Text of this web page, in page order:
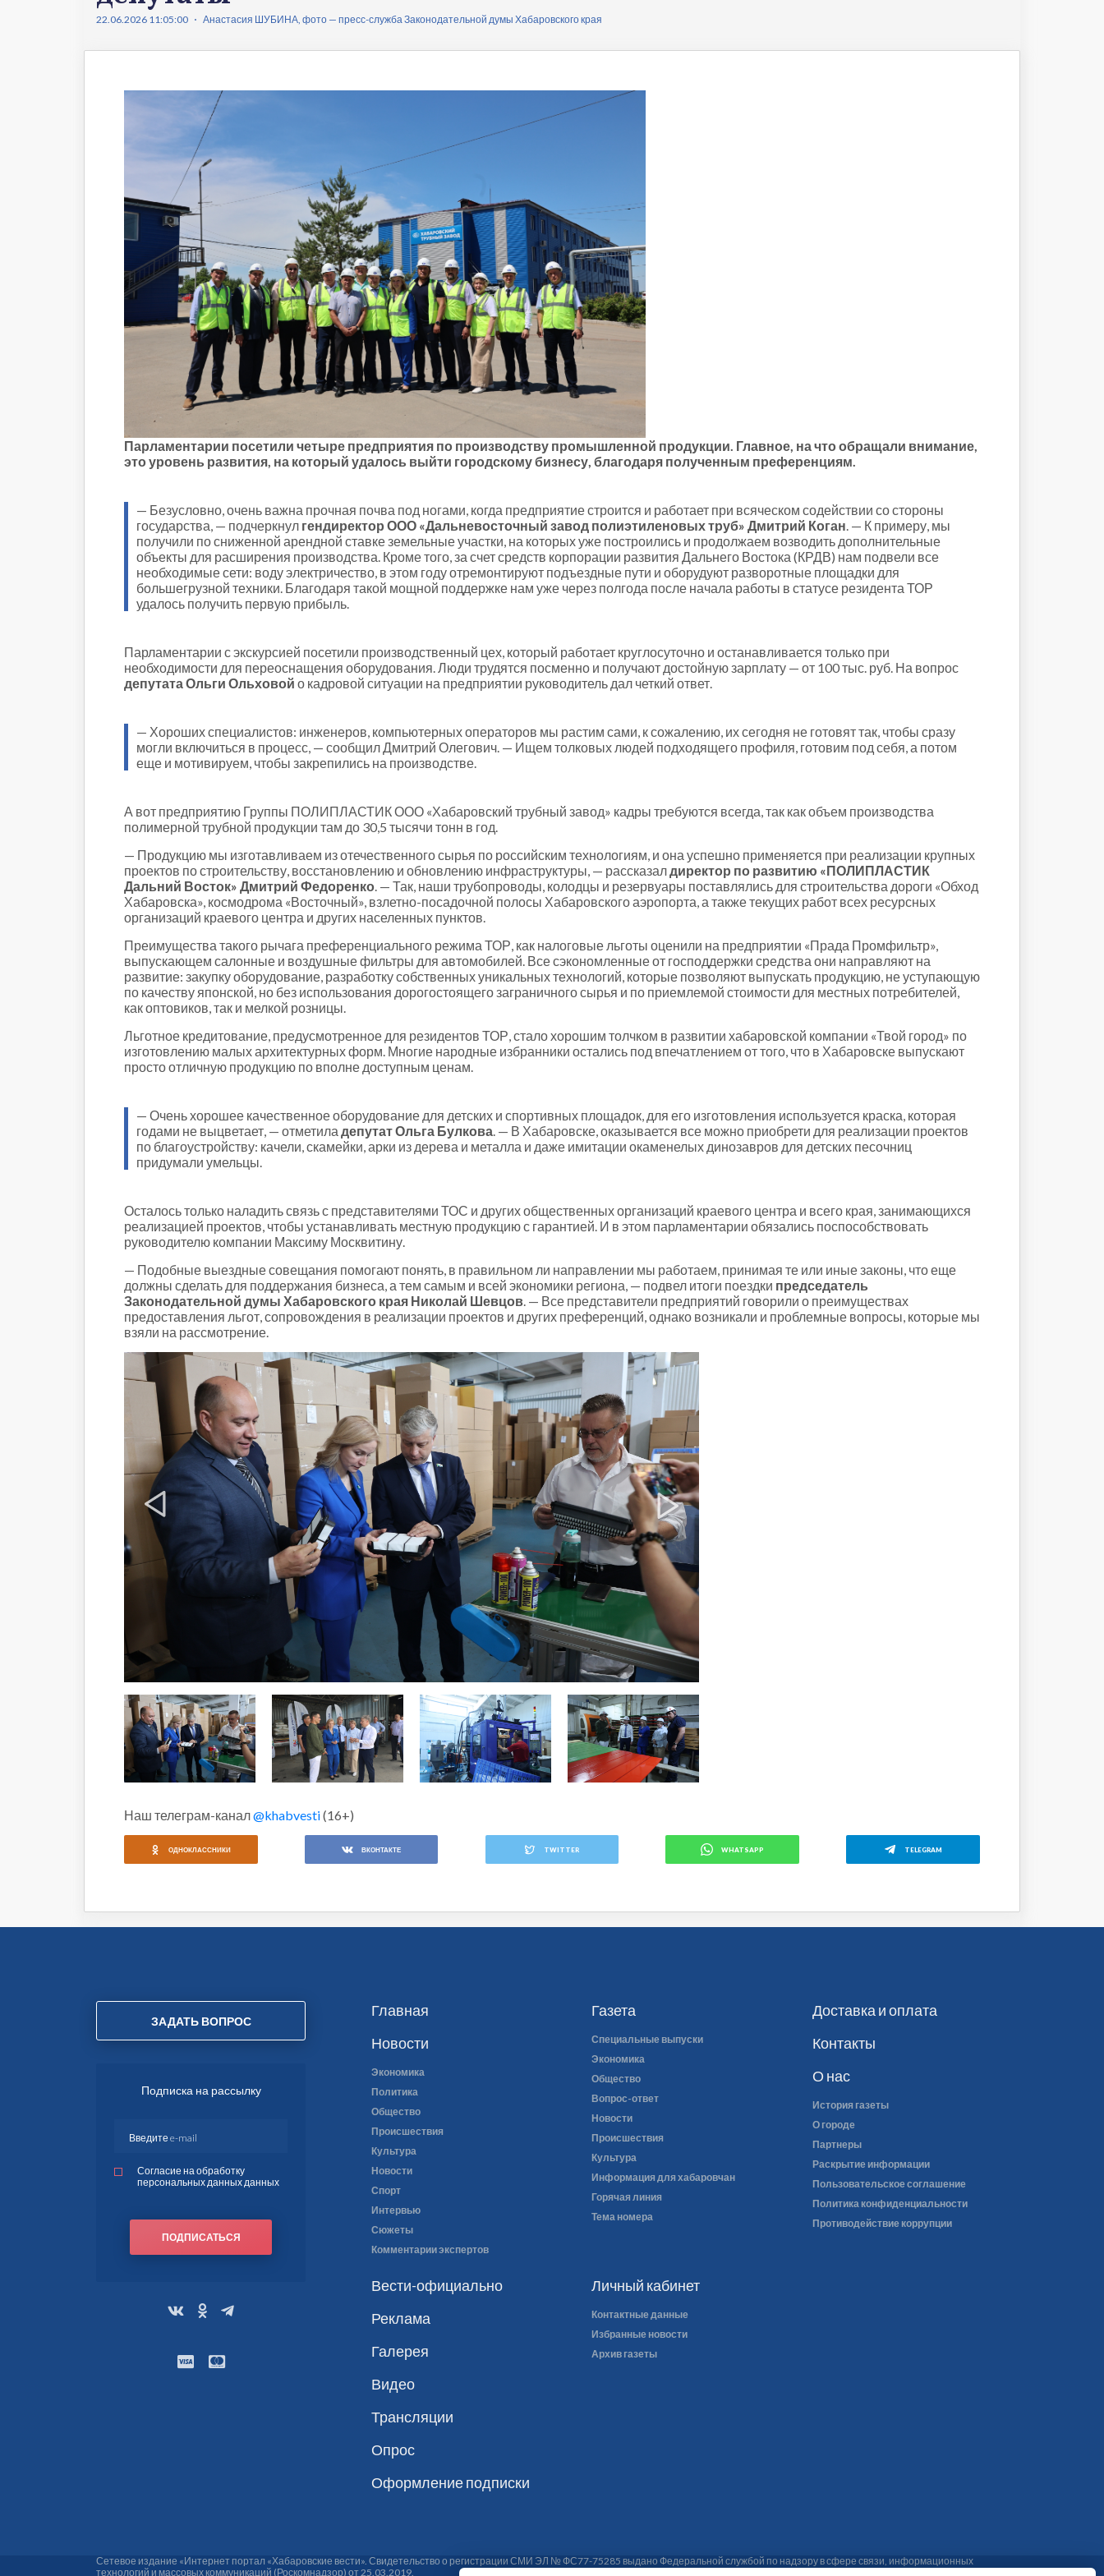
Что происходит
Сюжеты
Интервью
Транспорт
Коронавирус
Здравоохранение
Прогноз
Облик города
Благоустройство
Сезонное
Торговля
Образование
Местное самоуправление
Пульс города
Транспорт Хабаровска
Новости
Строительство и городская
среда
Объясняем
Новогоднее
Духовность
Паводок-2021
Паводок-2022
Выборы-2022
Новости
Общество
22.06.2026 11:05:00 Анастасия ШУБИНА, фото — пресс-служба Законодательной думы Хабаровского края
Парламентарии посетили четыре предприятия по производству промышленной продукции. Главное, на что обращали внимание,
это уровень развития, на который удалось выйти городскому бизнесу, благодаря полученным преференциям.
— Безусловно, очень важна прочная почва под ногами, когда предприятие строится и работает при всяческом содействии со стороны
государства, — подчеркнул гендиректор ООО «Дальневосточный завод полиэтиленовых труб» Дмитрий Коган. — К примеру, мы
получили по сниженной арендной ставке земельные участки, на которых уже построились и продолжаем возводить дополнительные
объекты для расширения производства. Кроме того, за счет средств корпорации развития Дальнего Востока (КРДВ) нам подвели все
необходимые сети: воду электричество, в этом году отремонтируют подъездные пути и оборудуют разворотные площадки для
большегрузной техники. Благодаря такой мощной поддержке нам уже через полгода после начала работы в статусе резидента ТОР
удалось получить первую прибыль.
Парламентарии с экскурсией посетили производственный цех, который работает круглосуточно и останавливается только при
необходимости для переоснащения оборудования. Люди трудятся посменно и получают достойную зарплату — от 100 тыс. руб. На вопрос
депутата Ольги Ольховой о кадровой ситуации на предприятии руководитель дал четкий ответ.
— Хороших специалистов: инженеров, компьютерных операторов мы растим сами, к сожалению, их сегодня не готовят так, чтобы сразу
могли включиться в процесс, — сообщил Дмитрий Олегович. — Ищем толковых людей подходящего профиля, готовим под себя, а потом
еще и мотивируем, чтобы закрепились на производстве.
А вот предприятию Группы ПОЛИПЛАСТИК ООО «Хабаровский трубный завод» кадры требуются всегда, так как объем производства
полимерной трубной продукции там до 30,5 тысячи тонн в год.
— Продукцию мы изготавливаем из отечественного сырья по российским технологиям, и она успешно применяется при реализации крупных
проектов по строительству, восстановлению и обновлению инфраструктуры, — рассказалдиректор по развитию «ПОЛИПЛАСТИК
Дальний Восток» Дмитрий Федоренко. — Так, наши трубопроводы, колодцы и резервуары поставлялись для строительства дороги «Обход
Хабаровска», космодрома «Восточный», взлетно-посадочной полосы Хабаровского аэропорта, а также текущих работ всех ресурсных
организаций краевого центра и других населенных пунктов.
Преимущества такого рычага преференциального режима ТОР, как налоговые льготы оценили на предприятии «Прада Промфильтр»,
выпускающем салонные и воздушные фильтры для автомобилей. Все сэкономленные от господдержки средства они направляют на
развитие: закупку оборудование, разработку собственных уникальных технологий, которые позволяют выпускать продукцию, не уступающую
по качеству японской, но без использования дорогостоящего заграничного сырья и по приемлемой стоимости для местных потребителей,
как оптовиков, так и мелкой розницы.
Льготное кредитование, предусмотренное для резидентов ТОР, стало хорошим толчком в развитии хабаровской компании «Твой город» по
изготовлению малых архитектурных форм. Многие народные избранники остались под впечатлением от того, что в Хабаровске выпускают
просто отличную продукцию по вполне доступным ценам.
— Очень хорошее качественное оборудование для детских и спортивных площадок, для его изготовления используется краска, которая
годами не выцветает, — отметила депутат Ольга Булкова. — В Хабаровске, оказывается все можно приобрети для реализации проектов
по благоустройству: качели, скамейки, арки из дерева и металла и даже имитации окаменелых динозавров для детских песочниц
придумали умельцы.
Осталось только наладить связь с представителями ТОС и других общественных организаций краевого центра и всего края, занимающихся
реализацией проектов, чтобы устанавливать местную продукцию с гарантией. И в этом парламентарии обязались поспособствовать
руководителю компании Максиму Москвитину.
— Подобные выездные совещания помогают понять, в правильном ли направлении мы работаем, принимая те или иные законы, что еще
должны сделать для поддержания бизнеса, а тем самым и всей экономики региона, — подвел итоги поездки председатель
Законодательной думы Хабаровского края Николай Шевцов. — Все представители предприятий говорили о преимуществах
предоставления льгот, сопровождения в реализации проектов и других преференций, однако возникали и проблемные вопросы, которые мы
взяли на рассмотрение.
Наш телеграм-канал@khabvesti(16+)
ОДНОКЛАССНИКИ ВКОНТАКТЕ TWITTER WHATSAPP TELEGRAM
Личный кабинет
Контактные данные
Избранные новости
Архив газеты
Главная
Новости
Экономика
Политика
Общество
Происшествия
Культура
Новости
Спорт
Интервью
Сюжеты
Комментарии экспертов
Газета
Специальные выпуски
Экономика
Общество
Вопрос-ответ
Новости
Происшествия
Культура
Информация для хабаровчан
Горячая линия
Тема номера
Доставка и оплата
Контакты
О нас
История газеты
О городе
Партнеры
Раскрытие информации
Пользовательское соглашение
Политика конфиденциальности
Противодействие коррупции
Вести-официально
Реклама
Галерея
Видео
Трансляции
Опрос
Оформление подписки
ЗАДАТЬ ВОПРОС
Подписка на рассылку
Согласие на обработку
персональных данных данных
ПОДПИСАТЬСЯ
Сетевое издание «Интернет портал «Хабаровские вести». Свидетельство о регистрации СМИ ЭЛ № ФС77-75285 выдано Федеральной службой по надзору в сфере связи, информационных
технологий и массовых коммуникаций (Роскомнадзор) от 25.03.2019.